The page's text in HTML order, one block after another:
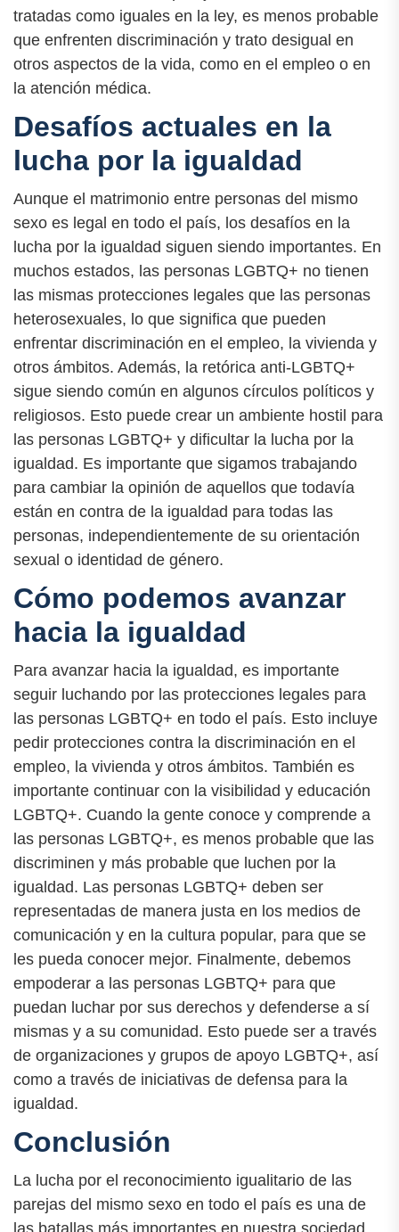
tratadas como iguales en la ley, es menos probable
que enfrenten discriminación y trato desigual en
otros aspectos de la vida, como en el empleo o en
la atención médica.
Desafíos actuales en la
lucha por la igualdad
Aunque el matrimonio entre personas del mismo
sexo es legal en todo el país, los desafíos en la
lucha por la igualdad siguen siendo importantes. En
muchos estados, las personas LGBTQ+ no tienen
las mismas protecciones legales que las personas
heterosexuales, lo que significa que pueden
enfrentar discriminación en el empleo, la vivienda y
otros ámbitos. Además, la retórica anti-LGBTQ+
sigue siendo común en algunos círculos políticos y
religiosos. Esto puede crear un ambiente hostil para
las personas LGBTQ+ y dificultar la lucha por la
igualdad. Es importante que sigamos trabajando
para cambiar la opinión de aquellos que todavía
están en contra de la igualdad para todas las
personas, independientemente de su orientación
sexual o identidad de género.
Cómo podemos avanzar
hacia la igualdad
Para avanzar hacia la igualdad, es importante
seguir luchando por las protecciones legales para
las personas LGBTQ+ en todo el país. Esto incluye
pedir protecciones contra la discriminación en el
empleo, la vivienda y otros ámbitos. También es
importante continuar con la visibilidad y educación
LGBTQ+. Cuando la gente conoce y comprende a
las personas LGBTQ+, es menos probable que las
discriminen y más probable que luchen por la
igualdad. Las personas LGBTQ+ deben ser
representadas de manera justa en los medios de
comunicación y en la cultura popular, para que se
les pueda conocer mejor. Finalmente, debemos
empoderar a las personas LGBTQ+ para que
puedan luchar por sus derechos y defenderse a sí
mismas y a su comunidad. Esto puede ser a través
de organizaciones y grupos de apoyo LGBTQ+, así
como a través de iniciativas de defensa para la
igualdad.
Conclusión
La lucha por el reconocimiento igualitario de las
parejas del mismo sexo en todo el país es una de